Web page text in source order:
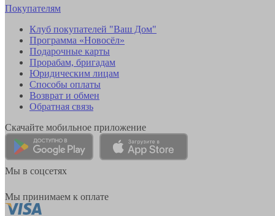
Покупателям
Клуб покупателей "Ваш Дом"
Программа «Новосёл»
Подарочные карты
Прорабам, бригадам
Юридическим лицам
Способы оплаты
Возврат и обмен
Обратная связь
Скачайте мобильное приложение
Мы в соцсетях
Мы принимаем к оплате